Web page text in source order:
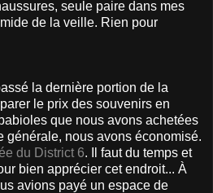
seule paire dans mes
de la veille. Rien pour
la dernière portion de la
le prix des souvenirs en
que nous avons achetées
générale, nous avons économisé.
du District 6. Il faut du temps et
bien apprécier cet endroit... À
avions payé un espace de